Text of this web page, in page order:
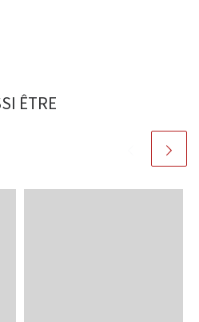
ÊTRE